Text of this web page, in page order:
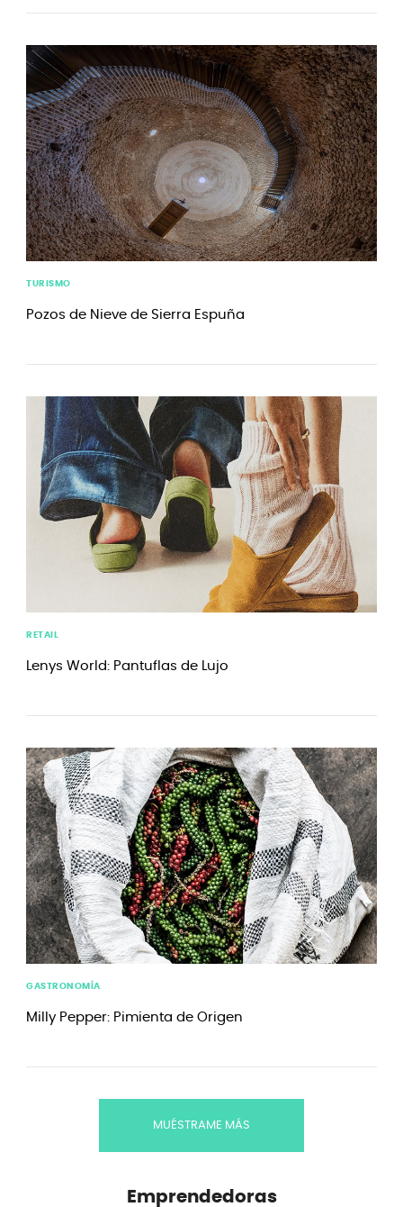
TURISMO
Pozos de Nieve de Sierra Espuña
RETAIL
Lenys World: Pantuflas de Lujo
GASTRONOMÍA
Milly Pepper: Pimienta de Origen
MUÉSTRAME MÁS
Emprendedoras